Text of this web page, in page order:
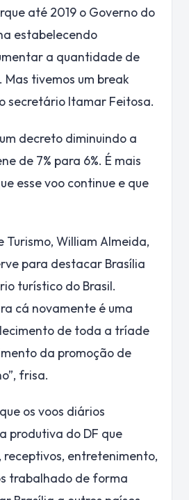
até 2019 o Governo do
estabelecendo
a quantidade de
tivemos um break
secretário Itamar Feitosa.
decreto diminuindo a
de 7% para 6%. É mais
esse voo continue e que
Turismo, William Almeida,
para destacar Brasília
turístico do Brasil.
cá novamente é uma
de toda a tríade
da promoção de
frisa.
os voos diários
produtiva do DF que
entretenimento,
trabalhado de forma